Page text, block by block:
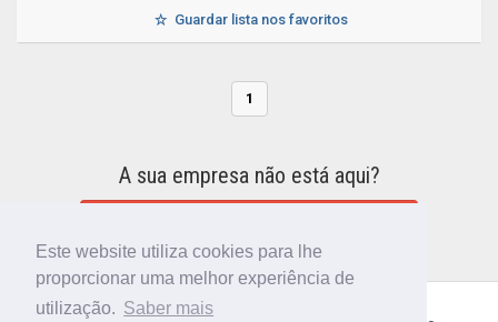
Este website utiliza cookies para lhe
proporcionar uma melhor experiência de
utilização. Saber mais
Guardar lista nos favoritos
1
A sua empresa não está aqui?